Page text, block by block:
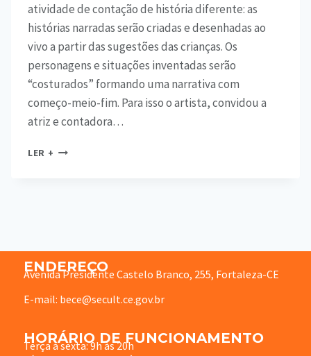
atividade de contação de história diferente: as
histórias narradas serão criadas e desenhadas ao
vivo a partir das sugestões das crianças. Os
personagens e situações inventadas serão
“costurados” formando uma narrativa com
começo-meio-fim. Para isso o artista, convidou a
atriz e contadora…
LER +
ENDEREÇO
Avenida Presidente Castelo Branco, 255, Fortaleza-CE
E-mail: bece@secult.ce.gov.br
HORÁRIO DE FUNCIONAMENTO
Terça à sexta: 9h às 20h